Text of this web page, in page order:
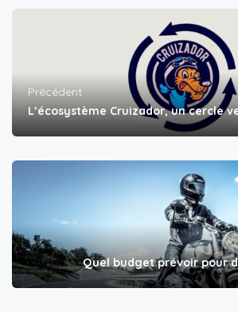
Précédent
L’écosystème Cruizador, un cercle
Quel budget prévoir pour